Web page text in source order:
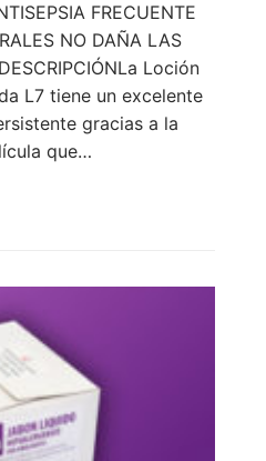
FRECUENTE
NO DAÑA LAS
Loción
L7 tiene un excelente
gracias a la
que…